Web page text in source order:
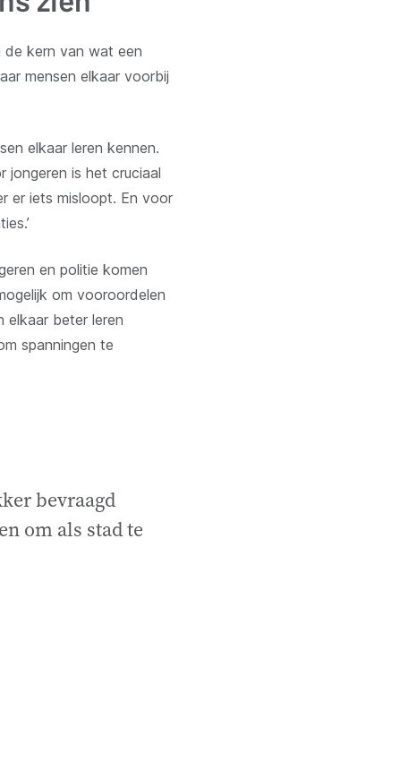
de kern van wat een
mensen elkaar voorbij
elkaar leren kennen.
jongeren is het cruciaal
er iets misloopt. En voor
en politie komen
om vooroordelen
elkaar beter leren
spanningen te
bevraagd
om als stad te